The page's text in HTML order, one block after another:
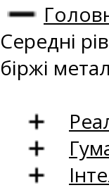
Середні
біржі